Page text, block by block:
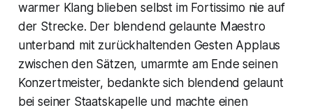
warmer Klang blieben selbst im Fortissimo nie auf
der Strecke. Der blendend gelaunte Maestro
unterband mit zurückhaltenden Gesten Applaus
zwischen den Sätzen, umarmte am Ende seinen
Konzertmeister, bedankte sich blendend gelaunt
bei seiner Staatskapelle und machte einen